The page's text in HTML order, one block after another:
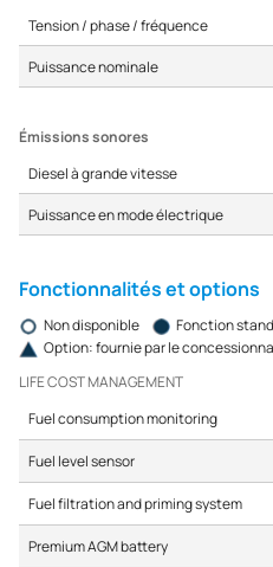
Tension / phase / fréquence
Puissance nominale
Émissions sonores
Diesel à grande vitesse
Puissance en mode électrique
Fonctionnalités et options
Non disponible Fonction
Option: fournie par le
LIFE COST MANAGEMENT
Fuel consumption monitoring
Fuel level sensor
Fuel filtration and priming system
Premium AGM battery